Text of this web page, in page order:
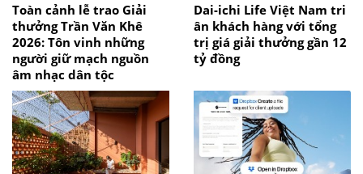
Toàn cảnh lễ trao Giải
thưởng Trần Văn Khê
2026: Tôn vinh những
người giữ mạch nguồn
âm nhạc dân tộc
Dai-ichi Life Việt Nam tri
ân khách hàng với tổng
trị giá giải thưởng gần 12
tỷ đồng